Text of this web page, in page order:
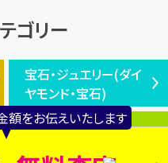
額をお伝えいたします
ウブロ
・ヴィトン 豆知識 カルティエ
グッチ 買取 プラダ
ゴリー
宝石・ジュエリー(ダイ
ヤモンド・宝石)
宝石・ジュエリー(ダイヤモ
ンド・宝石)TOP
財布